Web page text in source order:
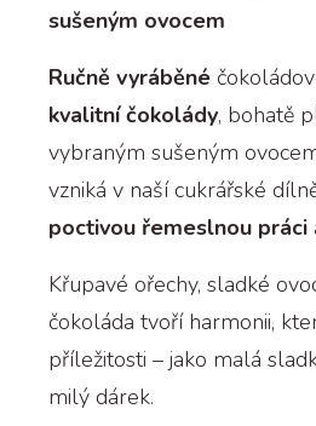
sušeným ovocem
Ručně vyráběné
kvalitní čokolády, bohatě
vybraným sušeným
vzniká v naší cukrářské
poctivou řemeslnou práci
Křupavé ořechy, sladké
čokoláda tvoří harmonii,
příležitosti – jako malá
milý dárek.